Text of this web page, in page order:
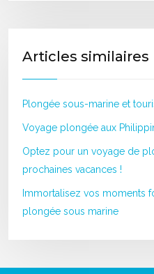
Articles similaires
Plongée sous-marine et
Voyage plongée aux
Optez pour un voyage de
prochaines vacances !
Immortalisez vos moments
plongée sous marine